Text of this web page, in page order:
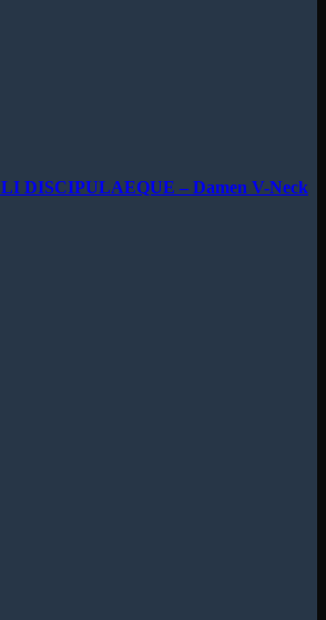
DISCIPULAEQUE – Damen V-Neck